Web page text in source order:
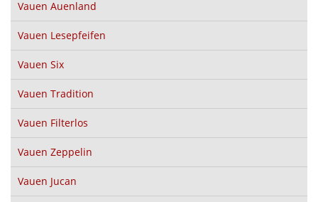
Vauen Auenland
Vauen Lesepfeifen
Vauen Six
Vauen Tradition
Vauen Filterlos
Vauen Zeppelin
Vauen Jucan